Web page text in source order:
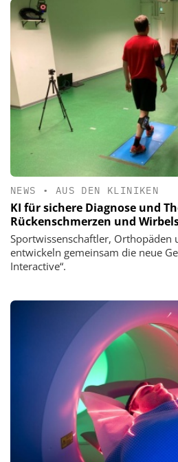
NEWS • AUS DEN KLINIKEN
KI für sichere Diagnose und
Rückenschmerzen und
Sportwissenschaftler, Orthopäden
entwickeln gemeinsam die neue
Interactive“.